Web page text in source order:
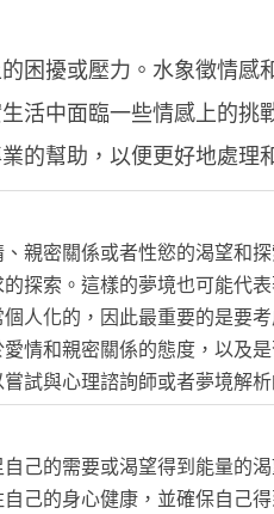
困擾或壓力。水象徵情
活中面臨一些情感上的
的幫助，以便更好地處理
親密關係或者性慾的渴望和
探索。這樣的夢境也可能代
人化的，因此最重要的是要
情和親密關係的態度，以及
試與心理諮詢師或者夢境解
己的需要或渴望得到能量的
己的身心健康，並確保自己